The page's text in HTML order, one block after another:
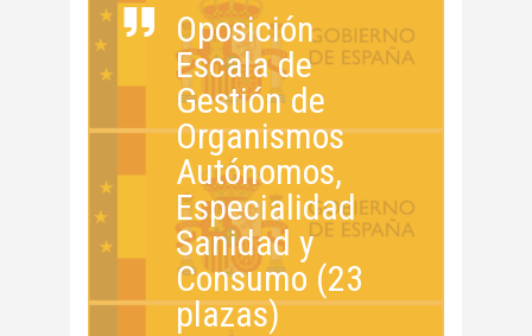
Oposición
Escala de
Gestión de
Organismos
Autónomos,
Especialidad
Sanidad y
Consumo (23
plazas)